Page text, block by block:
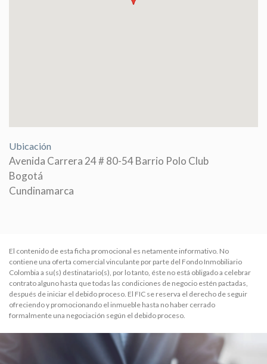
Ubicación
Avenida Carrera 24 # 80-54 Barrio Polo Club
Bogotá
Cundinamarca
El contenido de esta ficha promocional es netamente informativo. No
contiene una oferta comercial vinculante por parte del Fondo Inmobiliario
Colombia a su(s) destinatario(s), por lo tanto, éste no está obligado a celebrar
contrato alguno hasta que todas las condiciones de negocio estén pactadas,
después de iniciar el debido proceso. El FIC se reserva el derecho de seguir
ofreciendo y promocionando el inmueble hasta no haber cerrado
formalmente una negociación según el debido proceso.